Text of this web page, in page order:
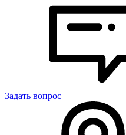
Задать вопрос